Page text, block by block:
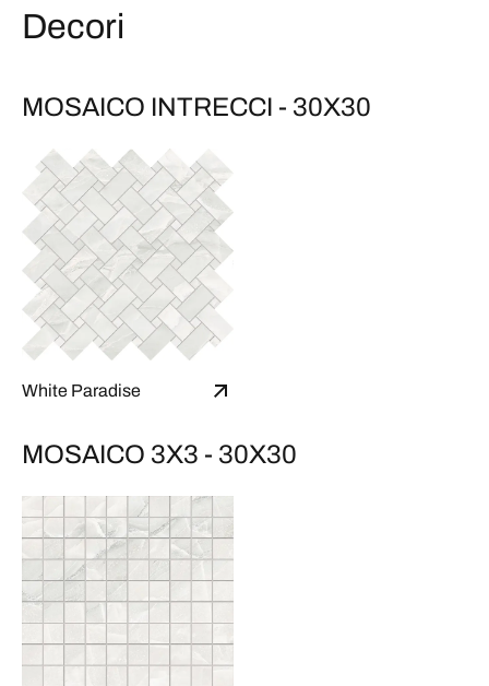
Decori
MOSAICO INTRECCI - 30X30
White Paradise
MOSAICO 3X3 - 30X30